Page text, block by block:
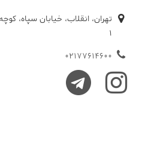
1
02177614600